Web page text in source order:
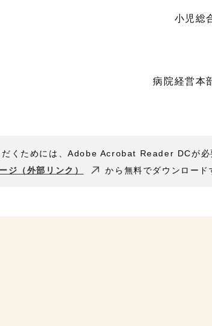
小児総
病院経営本
くためには、Adobe Acrobat Reader DCが必
ジ（外部リンク）
から無料でダウンロード